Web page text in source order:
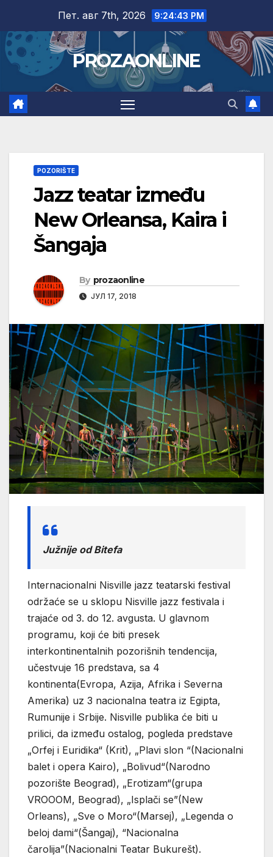
content
Пет. авг 7th, 2026 9:24:44 PM
PROZAONLINE
POZORIŠTE
Jazz teatar između
New Orleansa, Kaira i
Šangaja
By prozaonline
ЈУЛ 17, 2018
Južnije od Bitefa
Internacionalni Nisville jazz teatarski festival
održaće se u sklopu Nisville jazz festivala i
trajaće od 3. do 12. avgusta. U glavnom
programu, koji će biti presek
interkontinentalnih pozorišnih tendencija,
učestvuje 16 predstava, sa 4
kontinenta(Evropa, Azija, Afrika i Severna
Amerika) uz 3 nacionalna teatra iz Egipta,
Rumunije i Srbije. Nisville publika će biti u
prilici, da između ostalog, pogleda predstave
„Orfej i Euridika“ (Krit), „Plavi slon “(Nacionalni
balet i opera Kairo), „Bolivud“(Narodno
pozorište Beograd), „Erotizam“(grupa
VROOOM, Beograd), „Isplači se”(New
Orleans), „Sve o Moro“(Marsej), „Legenda o
beloj dami“(Šangaj), “Nacionalna
čarolija”(Nacionalni Teatar Bukurešt).